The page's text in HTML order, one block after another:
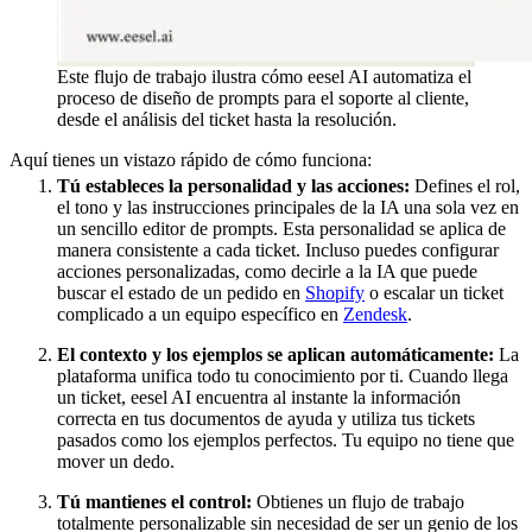
Este flujo de trabajo ilustra cómo eesel AI automatiza el
proceso de diseño de prompts para el soporte al cliente,
desde el análisis del ticket hasta la resolución.
Aquí tienes un vistazo rápido de cómo funciona:
Tú estableces la personalidad y las acciones: Defines el rol,
el tono y las instrucciones principales de la IA una sola vez en
un sencillo editor de prompts. Esta personalidad se aplica de
manera consistente a cada ticket. Incluso puedes configurar
acciones personalizadas, como decirle a la IA que puede
buscar el estado de un pedido en Shopify o escalar un ticket
complicado a un equipo específico en Zendesk.
El contexto y los ejemplos se aplican automáticamente: La
plataforma unifica todo tu conocimiento por ti. Cuando llega
un ticket, eesel AI encuentra al instante la información
correcta en tus documentos de ayuda y utiliza tus tickets
pasados como los ejemplos perfectos. Tu equipo no tiene que
mover un dedo.
Tú mantienes el control: Obtienes un flujo de trabajo
totalmente personalizable sin necesidad de ser un genio de los